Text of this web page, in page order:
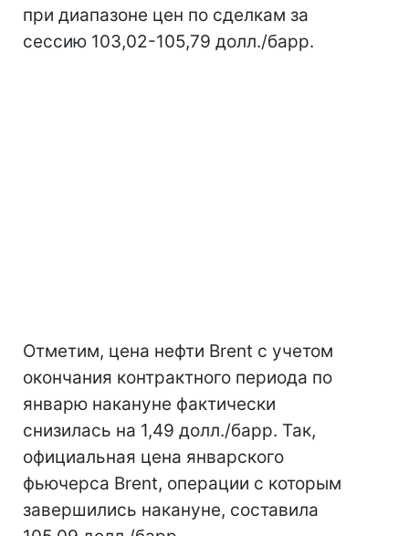
при диапазоне цен по сделкам за
сессию 103,02-105,79 долл./барр.
Отметим, цена нефти Brent с учетом
окончания контрактного периода по
январю накануне фактически
снизилась на 1,49 долл./барр. Так,
официальная цена январского
фьючерса Brent, операции с которым
завершились накануне, составила